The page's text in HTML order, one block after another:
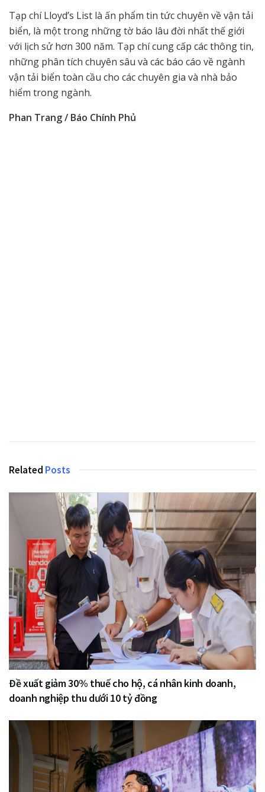
Tạp chí Lloyd’s List là ấn phẩm tin tức chuyên về vận tải
biển, là một trong những tờ báo lâu đời nhất thế giới
với lịch sử hơn 300 năm. Tạp chí cung cấp các thông tin,
những phân tích chuyên sâu và các báo cáo về ngành
vận tải biển toàn cầu cho các chuyên gia và nhà bảo
hiểm trong ngành.
Phan Trang / Báo Chính Phủ
Related Posts
Đề xuất giảm 30% thuế cho hộ, cá nhân kinh doanh,
doanh nghiệp thu dưới 10 tỷ đồng